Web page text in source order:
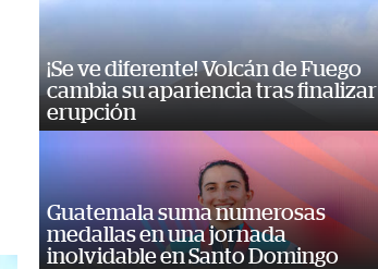
¡Se ve diferente! Volcán de Fuego
cambia su apariencia tras finalizar
erupción
Guatemala suma numerosas
medallas en una jornada
inolvidable en Santo Domingo